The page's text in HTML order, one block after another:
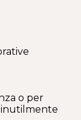
o per
inutilmente